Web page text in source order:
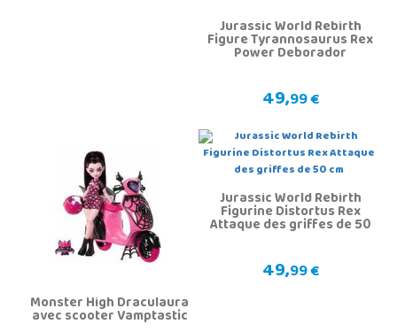
Jurassic World Rebirth
Figure Tyrannosaurus Rex
Power Deborador
49,99 €
Monster High Draculaura
avec scooter Vamptastic
Jurassic World Rebirth
Figurine Distortus Rex
Attaque des griffes de 50
cm
49,99 €